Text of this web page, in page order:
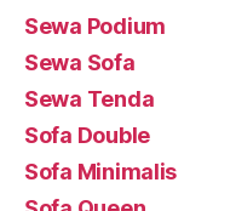
Sewa Podium
Sewa Sofa
Sewa Tenda
Sofa Double
Sofa Minimalis